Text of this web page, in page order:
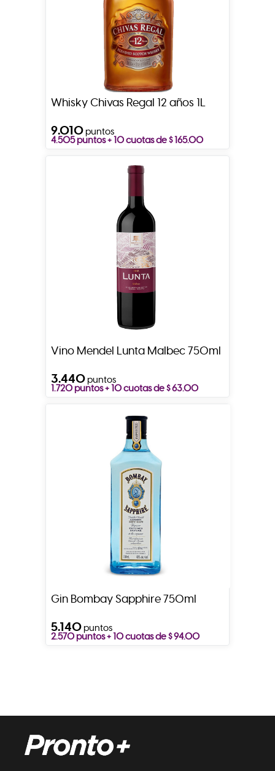
Whisky Chivas Regal 12 años 1L
9.010puntos
4.505 puntos + 10 cuotas de $ 165.00
Vino Mendel Lunta Malbec 750ml
3.440puntos
1.720 puntos + 10 cuotas de $ 63.00
Gin Bombay Sapphire 750ml
5.140puntos
2.570 puntos + 10 cuotas de $ 94.00